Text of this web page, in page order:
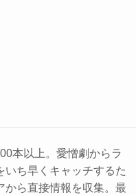
本以上。愛憎劇からラ
いち早くキャッチするた
から直接情報を収集。最